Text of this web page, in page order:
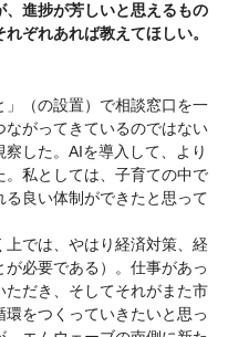
進捗が芳しいと思えるもの
ぞれあれば教えてほしい。
」（の設置）で相談窓口を一
がってきているのではない
した。AIを導入して、より
私としては、子育ての中で
良い体制ができたと思って
上では、やはり経済対策、経
必要である）。仕事があっ
だき、そしてそれがまた市
をつくっていきたいと思っ